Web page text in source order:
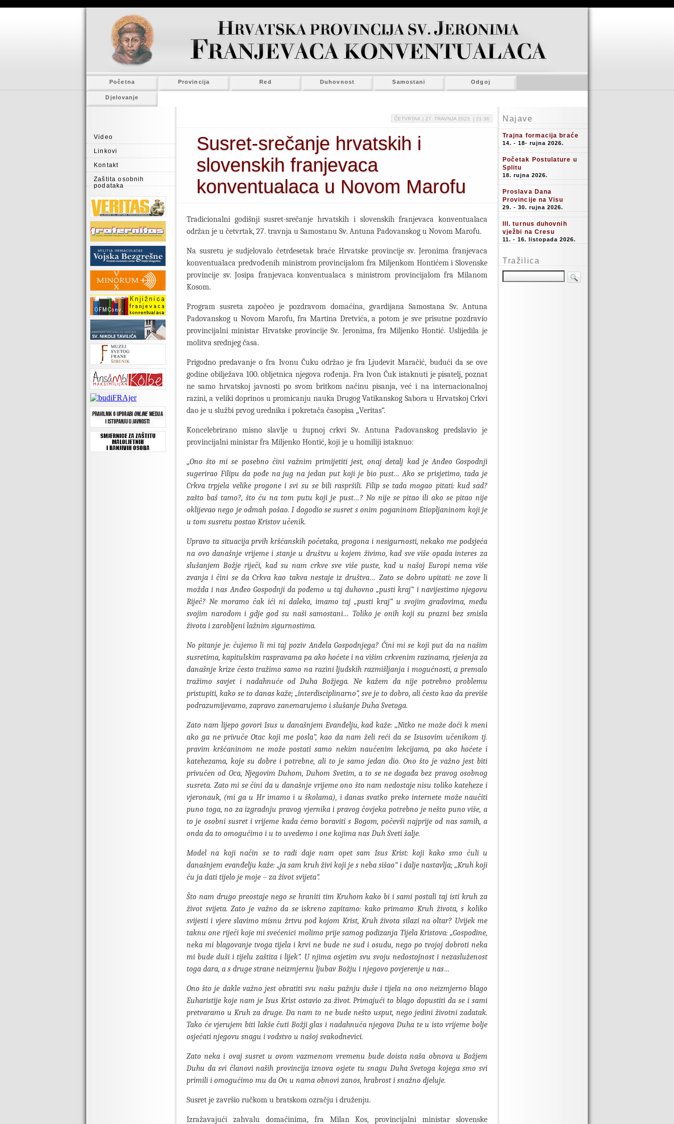
Početna Provincija Red Duhovnost Samostani Odgoj
Djelovanje
Video
Linkovi
Kontakt
Zaštita osobnih
podataka
ČETVRTAK | 27. TRAVNJA 2023. | 21:36
Susret-srečanje hrvatskih i
slovenskih franjevaca
konventualaca u Novom Marofu
Tradicionalni godišnji susret-srečanje hrvatskih i slovenskih franjevaca konventualaca
održan je u četvrtak, 27. travnja u Samostanu Sv. Antuna Padovanskog u Novom Marofu.
Na susretu je sudjelovalo četrdesetak braće Hrvatske provincije sv. Jeronima franjevaca
konventualaca predvođenih ministrom provincijalom fra Miljenkom Hontićem i Slovenske
provincije sv. Josipa franjevaca konventualaca s ministrom provincijalom fra Milanom
Kosom.
Program susreta započeo je pozdravom domaćina, gvardijana Samostana Sv. Antuna
Padovanskog u Novom Marofu, fra Martina Dretvića, a potom je sve prisutne pozdravio
provincijalni ministar Hrvatske provincije Sv. Jeronima, fra Miljenko Hontić. Uslijedila je
molitva srednjeg časa.
Prigodno predavanje o fra Ivonu Ćuku održao je fra Ljudevit Maračić, budući da se ove
godine obilježava 100. obljetnica njegova rođenja. Fra Ivon Ćuk istaknuti je pisatelj, poznat
ne samo hrvatskoj javnosti po svom britkom načinu pisanja, već i na internacionalnoj
razini, a veliki doprinos u promicanju nauka Drugog Vatikanskog Sabora u Hrvatskoj Crkvi
dao je u službi prvog urednika i pokretača časopisa „Veritas“.
Koncelebrirano misno slavlje u župnoj crkvi Sv. Antuna Padovanskog predslavio je
provincijalni ministar fra Miljenko Hontić, koji je u homiliji istaknuo:
„Ono što mi se posebno čini važnim primijetiti jest, onaj detalj kad je Anđeo Gospodnji
sugerirao Filipu da pođe na jug na jedan put koji je bio pust… Ako se prisjetimo, tada je
Crkva trpjela velike progone i svi su se bili raspršili. Filip se tada mogao pitati: kud sad?
zašto baš tamo?, što ću na tom putu koji je pust…? No nije se pitao ili ako se pitao nije
oklijevao nego je odmah pošao. I dogodio se susret s onim poganinom Etiopljaninom koji je
u tom susretu postao Kristov učenik.
Upravo ta situacija prvih kršćanskih početaka, progona i nesigurnosti, nekako me podsjeća
na ovo današnje vrijeme i stanje u društvu u kojem živimo, kad sve više opada interes za
slušanjem Božje riječi, kad su nam crkve sve više puste, kad u našoj Europi nema više
zvanja i čini se da Crkva kao takva nestaje iz društva… Zato se dobro upitati: ne zove li
možda i nas Anđeo Gospodnji da pođemo u taj duhovno „pusti kraj“ i navijestimo njegovu
Riječ? Ne moramo čak ići ni daleko, imamo taj „pusti kraj“ u svojim gradovima, među
svojim narodom i gdje god su naši samostani… Toliko je onih koji su prazni bez smisla
života i zarobljeni lažnim sigurnostima.
No pitanje je: čujemo li mi taj poziv Anđela Gospodnjega? Čini mi se koji put da na našim
susretima, kapitulskim raspravama pa ako hoćete i na višim crkvenim razinama, rješenja za
današnje krize često tražimo samo na razini ljudskih razmišljanja i mogućnosti, a premalo
tražimo savjet i nadahnuće od Duha Božjega. Ne kažem da nije potrebno problemu
pristupiti, kako se to danas kaže; „interdisciplinarno“, sve je to dobro, ali često kao da previše
podrazumijevamo, zapravo zanemarujemo i slušanje Duha Svetoga.
Zato nam lijepo govori Isus u današnjem Evanđelju, kad kaže: „Nitko ne može doći k meni
ako ga ne privuče Otac koji me posla“, kao da nam želi reći da se Isusovim učenikom tj.
pravim kršćaninom ne može postati samo nekim naučenim lekcijama, pa ako hoćete i
katehezama, koje su dobre i potrebne, ali to je samo jedan dio. Ono što je važno jest biti
privučen od Oca, Njegovim Duhom, Duhom Svetim, a to se ne događa bez pravog osobnog
susreta. Zato mi se čini da u današnje vrijeme ono što nam nedostaje nisu toliko kateheze i
vjeronauk, (mi ga u Hr imamo i u školama), i danas svatko preko internete može naučiti
puno toga, no za izgradnju pravog vjernika i pravog čovjeka potrebno je nešto puno više, a
to je osobni susret i vrijeme kada ćemo boraviti s Bogom, počevši najprije od nas samih, a
onda da to omogućimo i u to uvedemo i one kojima nas Duh Sveti šalje.
Model na koji način se to radi daje nam opet sam Isus Krist: koji kako smo čuli u
današnjem evanđelju kaže: „ja sam kruh živi koji je s neba sišao“ i dalje nastavlja; „Kruh koji
ću ja dati tijelo je moje – za život svijeta“.
Što nam drugo preostaje nego se hraniti tim Kruhom kako bi i sami postali taj isti kruh za
život svijeta. Zato je važno da se iskreno zapitamo: kako primamo Kruh života, s koliko
svijesti i vjere slavimo misnu žrtvu pod kojom Krist, Kruh života silazi na oltar? Uvijek me
taknu one riječi koje mi svećenici molimo prije samog podizanja Tijela Kristova: „Gospodine,
neka mi blagovanje tvoga tijela i krvi ne bude ne sud i osudu, nego po tvojoj dobroti neka
mi bude duši i tijelu zaštita i lijek“. U njima osjetim svu svoju nedostojnost i nezasluženost
toga dara, a s druge strane neizmjernu ljubav Božju i njegovo povjerenje u nas…
Ono što je dakle važno jest obratiti svu našu pažnju duše i tijela na ono neizmjerno blago
Euharistije koje nam je Isus Krist ostavio za život. Primajući to blago dopustiti da se i sami
pretvaramo u Kruh za druge. Da nam to ne bude nešto usput, nego jedini životni zadatak.
Tako će vjerujem biti lakše čuti Božji glas i nadahnuća njegova Duha te u isto vrijeme bolje
osjećati njegovu snagu i vodstvo u našoj svakodnevici.
Zato neka i ovaj susret u ovom vazmenom vremenu bude doista naša obnova u Božjem
Duhu da svi članovi naših provincija iznova osjete tu snagu Duha Svetoga kojega smo svi
primili i omogućimo mu da On u nama obnovi zanos, hrabrost i snažno djeluje.
Susret je završio ručkom u bratskom ozračju i druženju.
Izražavajući zahvalu domaćinima, fra Milan Kos, provincijalni ministar slovenske
Najave
Trajna formacija braće
14. - 18- rujna 2026.
Početak Postulature u
Splitu
18. rujna 2026.
Proslava Dana
Provincije na Visu
29. - 30. rujna 2026.
III. turnus duhovnih
vježbi na Cresu
11. - 16. listopada 2026.
Tražilica